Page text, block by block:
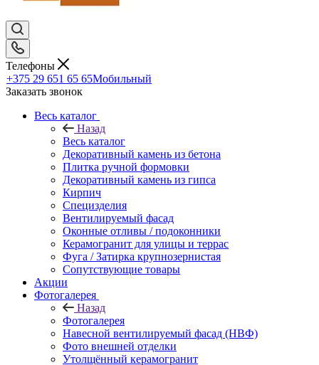
Телефоны
+375 29 651 65 65Мобильный
Заказать звонок
Весь каталог
Назад
Весь каталог
Декоративный камень из бетона
Плитка ручной формовки
Декоративный камень из гипса
Кирпич
Специзделия
Вентилируемый фасад
Оконные отливы / подоконники
Керамогранит для улицы и террас
Фуга / Затирка крупнозернистая
Сопутствующие товары
Акции
Фотогалерея
Назад
Фотогалерея
Навесной вентилируемый фасад (НВФ)
Фото внешней отделки
Утолщённый керамогранит